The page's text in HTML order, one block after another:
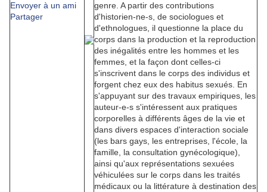
Envoyer à un ami
Partager
genre. A partir des contributions
d'historien-ne-s, de sociologues et
d'ethnologues, il questionne la place du
corps dans la production et la reproduction
des inégalités entre les hommes et les
femmes, et la façon dont celles-ci
s'inscrivent dans le corps des individus et
forgent chez eux des habitus sexués. En
s'appuyant sur des travaux empiriques, les
auteur-e-s s'intéressent aux pratiques
corporelles à différents âges de la vie et
dans divers espaces d'interaction sociale
(les bars gays, les entreprises, l'école, la
famille, la consultation gynécologique),
ainsi qu'aux représentations sexuées
véhiculées sur le corps dans les traités
médicaux ou la littérature à destination des